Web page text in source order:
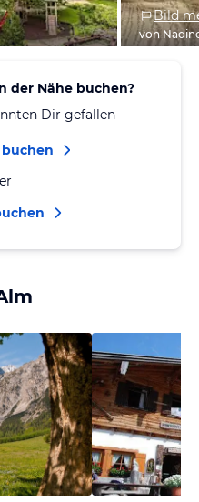
Bild
von
der Nähe buchen?
Dir gefallen
buchen